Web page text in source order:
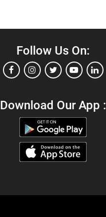
Follow Us On:
Download Our App :